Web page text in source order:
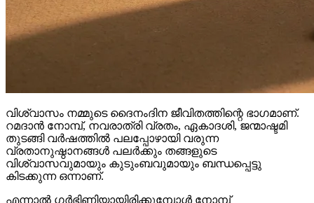
വിശ്വാസം നമ്മുടെ ദൈനംദിന ജീവിതത്തിന്റെ ഭാഗമാണ്.
റമദാൻ നോമ്പ്, നവരാത്രി വ്രതം, ഏകാദശി, ജന്മാഷ്ടമി
തുടങ്ങി വർഷത്തിൽ പലപ്പോഴായി വരുന്ന
വ്രതാനുഷ്ഠാനങ്ങൾ പലർക്കും തങ്ങളുടെ
വിശ്വാസവുമായും കുടുംബവുമായും ബന്ധപ്പെട്ടു
കിടക്കുന്ന ഒന്നാണ്.
എന്നാൽ ഗർഭിണിയായിരിക്കുമ്പോൾ നോമ്പ്